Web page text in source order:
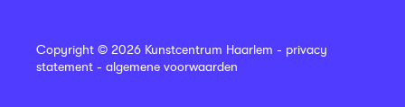
Copyright © 2026 Kunstcentrum Haarlem - privacy
statement - algemene voorwaarden